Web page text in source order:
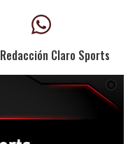
Redacción Claro Sports